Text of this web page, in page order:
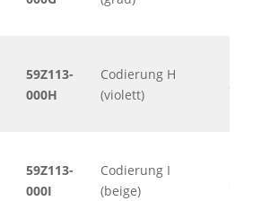
59Z113-
000H
Codierung H
(violett)
248KB
59Z113-
000I
Codierung I
(beige)
248KB